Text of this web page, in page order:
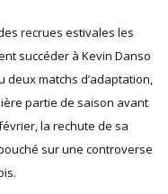
recrues estivales les
succéder à Kevin Danso
matchs d’adaptation,
partie de saison avant
la rechute de sa
sur une controverse